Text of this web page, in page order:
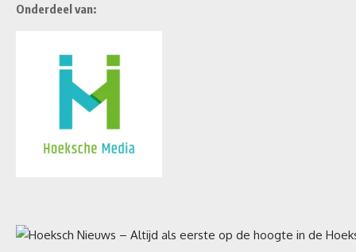
Onderdeel van: